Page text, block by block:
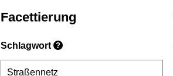
Facettierung
Schlagwort ?